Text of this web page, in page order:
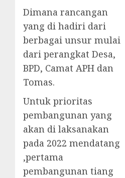
Dimana rancangan
yang di hadiri dari
berbagai unsur mulai
dari perangkat Desa,
BPD, Camat APH dan
Tomas.
Untuk prioritas
pembangunan yang
akan di laksanakan
pada 2022 mendatang
,pertama
pembangunan tiang